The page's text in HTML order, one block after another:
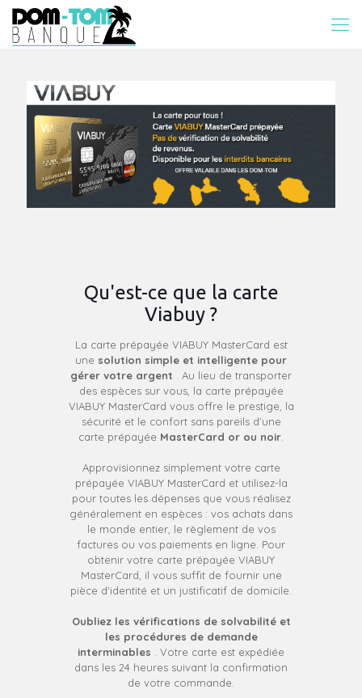
Qu'est-ce que la carte
Viabuy ?
La carte prépayée VIABUY MasterCard est
une solution simple et intelligente pour
gérer votre argent . Au lieu de transporter
des espèces sur vous, la carte prépayée
VIABUY MasterCard vous offre le prestige, la
sécurité et le confort sans pareils d'une
carte prépayée MasterCard or ou noir
Approvisionnez simplement votre carte
prépayée VIABUY MasterCard et utilisez-la
pour toutes les dépenses que vous réalisez
généralement en espèces : vos achats dans
le monde entier, le règlement de vos
factures ou vos paiements en ligne. Pour
obtenir votre carte prépayée VIABUY
MasterCard, il vous suffit de fournir une
pièce d'identité et un justificatif de domicile.
Oubliez les vérifications de solvabilité et
les procédures de demande
interminables . Votre carte est expédiée
dans les 24 heures suivant la confirmation
de votre commande.